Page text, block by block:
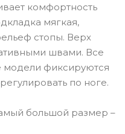
комфортность
мягкая,
стопы. Верх
швами. Все
модели фиксируются
по ноге.
большой размер –